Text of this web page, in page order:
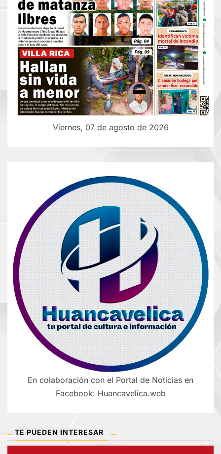
Viernes, 07 de agosto de 2026
En colaboración con el Portal de Noticias en
Facebook: Huancavelica.web
TE PUEDEN INTERESAR